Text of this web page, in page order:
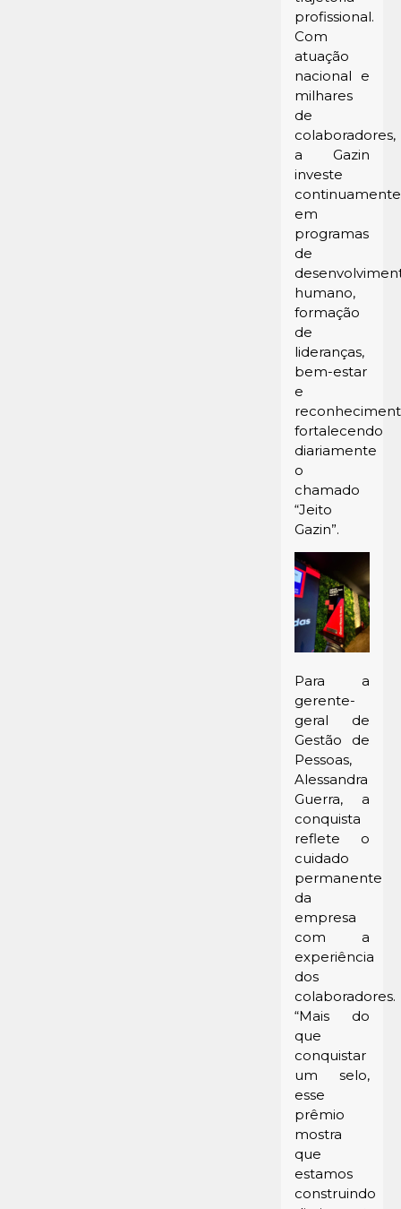
profissional.
Com
atuação
nacional e
milhares
de
colaboradores,
a Gazin
investe
continuamente
em
programas
de
humano,
formação
de
lideranças,
bem-estar
e
fortalecendo
diariamente
o
chamado
“Jeito
Gazin”.
Para a
gerente-
geral de
Gestão de
Pessoas,
Alessandra
Guerra, a
conquista
reflete o
cuidado
permanente
da
empresa
com a
experiência
dos
colaboradores.
“Mais do
que
conquistar
um selo,
esse
prêmio
mostra
que
estamos
construindo